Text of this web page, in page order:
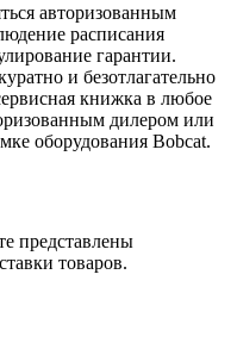
авторизованным
расписания
гарантии.
и безотлагательно
книжка в любое
дилером или
оборудования Bobcat.
представлены
товаров.